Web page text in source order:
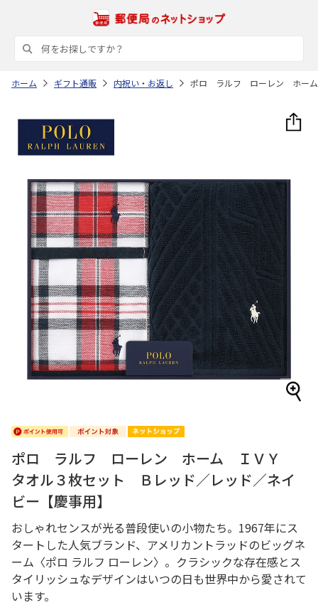
ホーム ギフト通販 内祝い・お返し ポロ ラルフ ローレン ホーム
ポロ ラルフ ローレン ホーム ＩＶＹ
タオル３枚セット Ｂレッド／レッド／ネイ
ビー【慶事用】
おしゃれセンスが光る普段使いの小物たち。1967年にス
タートした人気ブランド、アメリカントラッドのビッグネ
ーム〈ポロ ラルフ ローレン〉。クラシックな存在感とス
タイリッシュなデザインはいつの日も世界中から愛されて
います。